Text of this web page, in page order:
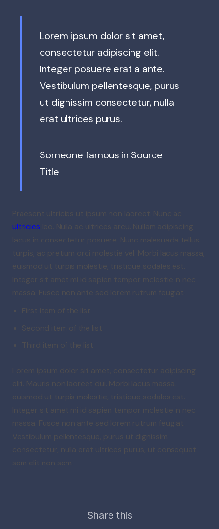
Lorem ipsum dolor sit amet,
consectetur adipiscing elit.
Integer posuere erat a ante.
Vestibulum pellentesque, purus
ut dignissim consectetur, nulla
erat ultrices purus.
Someone famous in Source
Title
Praesent ultricies ut ipsum non laoreet. Nunc ac
ultricies leo. Nulla ac ultrices arcu. Nullam adipiscing
lacus in consectetur posuere. Nunc malesuada tellus
turpis, ac pretium orci molestie vel. Morbi lacus massa,
euismod ut turpis molestie, tristique sodales est.
Integer sit amet mi id sapien tempor molestie in nec
massa. Fusce non ante sed lorem rutrum feugiat.
First item of the list
Second item of the list
Third item of the list
Lorem ipsum dolor sit amet, consectetur adipiscing
elit. Mauris non laoreet dui. Morbi lacus massa,
euismod ut turpis molestie, tristique sodales est.
Integer sit amet mi id sapien tempor molestie in nec
massa. Fusce non ante sed lorem rutrum feugiat.
Vestibulum pellentesque, purus ut dignissim
consectetur, nulla erat ultrices purus, ut consequat
sem elit non sem.
Share this